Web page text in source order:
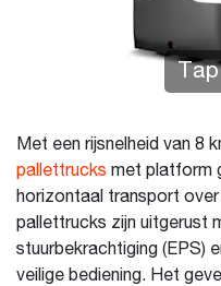
Met een rijsnelheid van 8
pallettrucks met platform
horizontaal transport
pallettrucks zijn uitgerust
stuurbekrachtiging (EPS)
veilige bediening. Het